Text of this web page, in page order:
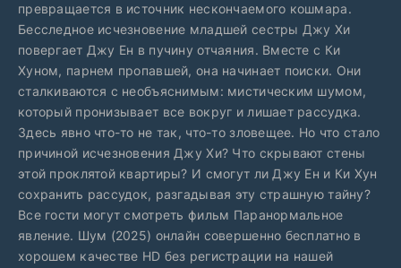
превращается в источник нескончаемого кошмара.
Бесследное исчезновение младшей сестры Джу Хи
повергает Джу Ен в пучину отчаяния. Вместе с Ки
Хуном, парнем пропавшей, она начинает поиски. Они
сталкиваются с необъяснимым: мистическим шумом,
который пронизывает все вокруг и лишает рассудка.
Здесь явно что-то не так, что-то зловещее. Но что стало
причиной исчезновения Джу Хи? Что скрывают стены
этой проклятой квартиры? И смогут ли Джу Ен и Ки Хун
сохранить рассудок, разгадывая эту страшную тайну?
Все гости могут смотреть фильм Паранормальное
явление. Шум (2025) онлайн совершенно бесплатно в
хорошем качестве HD без регистрации на нашей